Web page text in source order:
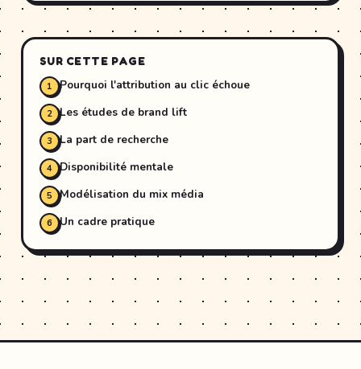
SUR CETTE PAGE
Pourquoi l'attribution au clic échoue
Les études de brand lift
La part de recherche
Disponibilité mentale
Modélisation du mix média
Un cadre pratique